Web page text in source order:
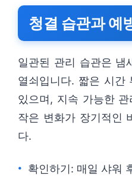
청결 습관과 예
일관된 관리 습관은 냄
열쇠입니다. 짧은 시간
있으며, 지속 가능한
작은 변화가 장기적인
다.
확인하기: 매일 샤워